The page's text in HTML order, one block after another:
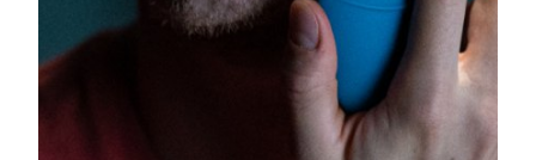
Russia Consegna stimata 8/18/26
Consegna stimata 8/11/26
Consegna stimata 8/12/26